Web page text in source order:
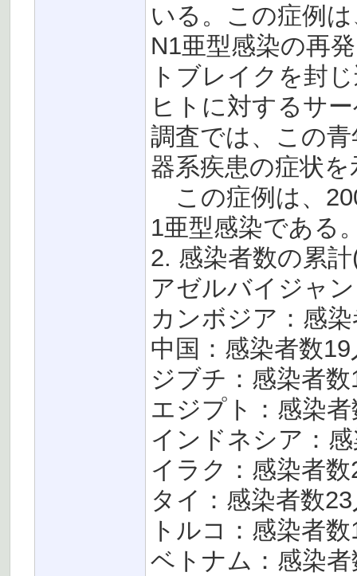
いる。この症例
N1亜型感染の再
トブレイクを封
ヒトに対するサ
調査では、この
器系疾患の症状
この症例は、
1亜型感染である
2. 感染者数の累
アゼルバイジャ
カンボジア：感
中国：感染者数
ジブチ：感染者
エジプト：感染
インドネシア：
イラク：感染者
タイ：感染者数
トルコ：感染者
ベトナム：感染